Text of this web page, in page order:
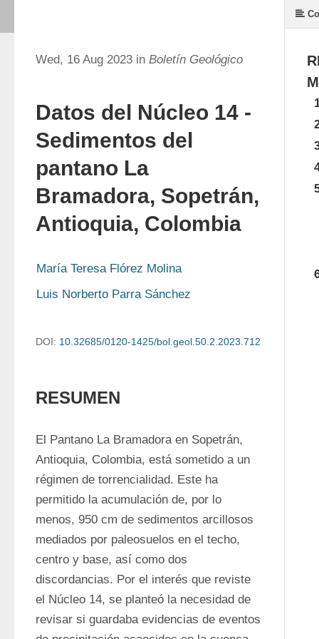
Wed, 16 Aug 2023 in Boletín Geológico
Datos del Núcleo 14 -
Sedimentos del
pantano La
Bramadora, Sopetrán,
Antioquia, Colombia
María Teresa Flórez Molina
Luis Norberto Parra Sánchez
DOI: 10.32685/0120-1425/bol.geol.50.2.2023.712
RESUMEN
El Pantano La Bramadora en Sopetrán,
Antioquia, Colombia, está sometido a un
régimen de torrencialidad. Este ha
permitido la acumulación de, por lo
menos, 950 cm de sedimentos arcillosos
mediados por paleosuelos en el techo,
centro y base, así como dos
discordancias. Por el interés que reviste
el Núcleo 14, se planteó la necesidad de
revisar si guardaba evidencias de eventos